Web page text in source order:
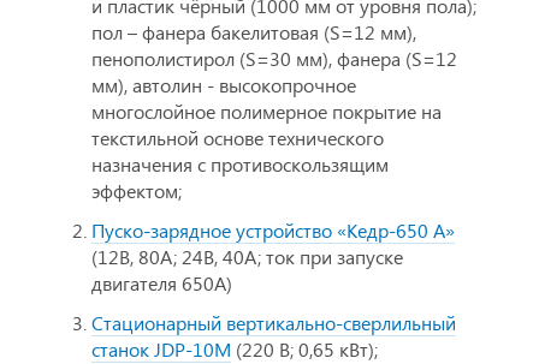
и пластик чёрный (1000 мм от уровня пола);
пол – фанера бакелитовая (S=12 мм),
пенополистирол (S=30 мм), фанера (S=12
мм), автолин - высокопрочное
многослойное полимерное покрытие на
текстильной основе технического
назначения с противоскользящим
эффектом;
Пуско-зарядное устройство «Кедр-650 А»
(12В, 80А; 24В, 40А; ток при запуске
двигателя 650А)
Стационарный вертикально-сверлильный
станок JDP-10М (220 В; 0,65 кВт);